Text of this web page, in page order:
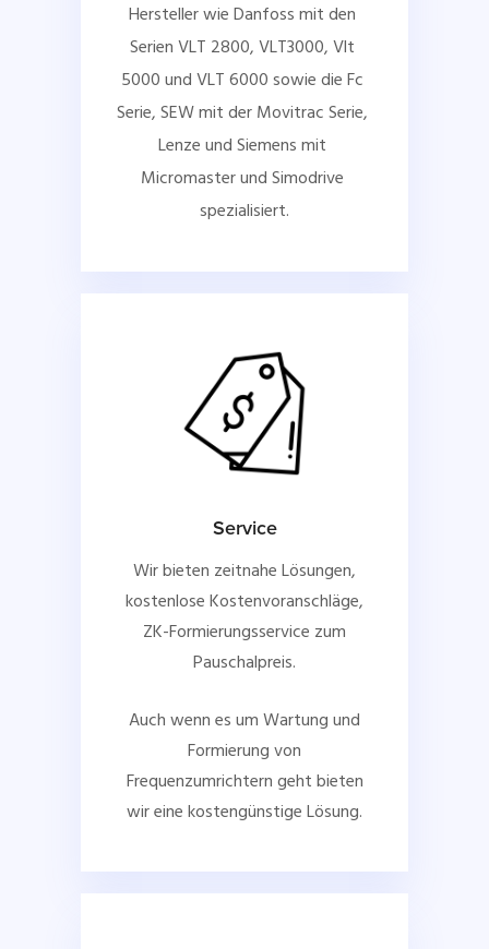
Hersteller wie Danfoss mit den
Serien VLT 2800, VLT3000, Vlt
5000 und VLT 6000 sowie die Fc
Serie, SEW mit der Movitrac Serie,
Lenze und Siemens mit
Micromaster und Simodrive
spezialisiert.
Service
Wir bieten zeitnahe Lösungen,
kostenlose Kostenvoranschläge,
ZK-Formierungsservice zum
Pauschalpreis.
Auch wenn es um Wartung und
Formierung von
Frequenzumrichtern geht bieten
wir eine kostengünstige Lösung.